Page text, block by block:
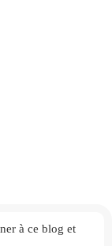
à ce blog et